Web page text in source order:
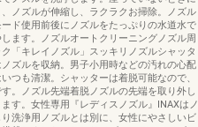
ノズルが伸縮し、ラクラクお掃除。ノズル
ド使用前後にノズルをたっぷりの水道水で
ます。ノズルオートクリーニングノズル周
「キレイノズル」スッキリノズルシャッタ
ズルを収納。男子小用時などの汚れの心配
つも清潔。シャッターは着脱可能なので、
。ノズル先端着脱ノズルの先端を取り外し
す。女性専用『レディスノズル』INAXはノ
洗浄用ノズルとは別に、女性にやさしいビ